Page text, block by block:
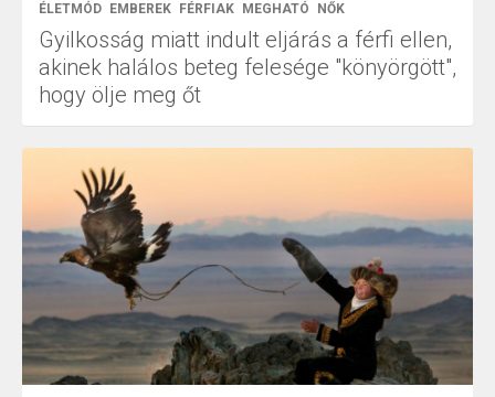
ÉLETMÓD EMBEREK FÉRFIAK MEGHATÓ NŐK
Gyilkosság miatt indult eljárás a férfi ellen,
akinek halálos beteg felesége "könyörgött",
hogy ölje meg őt